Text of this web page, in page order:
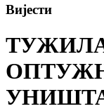
Вијести